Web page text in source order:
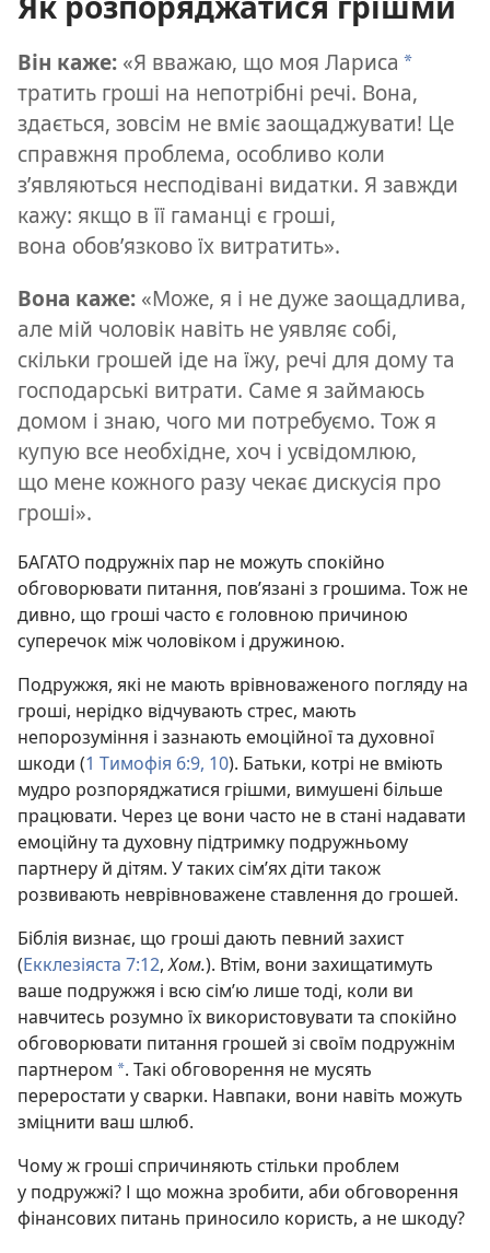
Він каже: «Я вважаю, що моя Лариса *
тратить гроші на непотрібні речі. Вона,
здається, зовсім не вміє заощаджувати! Це
справжня проблема, особливо коли
з’являються несподівані видатки. Я завжди
кажу: якщо в її гаманці є гроші,
вона обов’язково їх витратить».
Вона каже: «Може, я і не дуже заощадлива,
але мій чоловік навіть не уявляє собі,
скільки грошей іде на їжу, речі для дому та
господарські витрати. Саме я займаюсь
домом і знаю, чого ми потребуємо. Тож я
купую все необхідне, хоч і усвідомлюю,
що мене кожного разу чекає дискусія про
гроші».
БАГАТО подружніх пар не можуть спокійно
обговорювати питання, пов’язані з грошима. Тож не
дивно, що гроші часто є головною причиною
суперечок між чоловіком і дружиною.
Подружжя, які не мають врівноваженого погляду на
гроші, нерідко відчувають стрес, мають
непорозуміння і зазнають емоційної та духовної
шкоди (1 Тимофія 6:9, 10). Батьки, котрі не вміють
мудро розпоряджатися грішми, вимушені більше
працювати. Через це вони часто не в стані надавати
емоційну та духовну підтримку подружньому
партнеру й дітям. У таких сім’ях діти також
розвивають неврівноважене ставлення до грошей.
Біблія визнає, що гроші дають певний захист
(Екклезіяста 7:12,Хом.). Втім, вони захищатимуть
ваше подружжя і всю сім’ю лише тоді, коли ви
навчитесь розумно їх використовувати та спокійно
обговорювати питання грошей зі своїм подружнім
партнером *. Такі обговорення не мусять
переростати у сварки. Навпаки, вони навіть можуть
зміцнити ваш шлюб.
Чому ж гроші спричиняють стільки проблем
у подружжі? І що можна зробити, аби обговорення
фінансових питань приносило користь, а не шкоду?